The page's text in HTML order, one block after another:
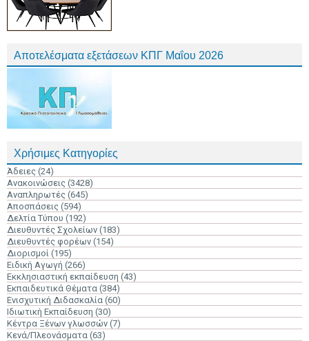
Αποτελέσματα εξετάσεων ΚΠΓ Μαΐου 2026
Χρήσιμες Κατηγορίες
Άδειες (24)
Ανακοινώσεις (3428)
Αναπληρωτές (645)
Αποσπάσεις (594)
Δελτία Τύπου (192)
Διευθυντές Σχολείων (183)
Διευθυντές φορέων (154)
Διορισμοί (195)
Ειδική Αγωγή (266)
Εκκλησιαστική εκπαίδευση (43)
Εκπαιδευτικά Θέματα (384)
Ενισχυτική Διδασκαλία (60)
Ιδιωτική Εκπαίδευση (30)
Κέντρα Ξένων γλωσσών (7)
Κενά/Πλεονάσματα (63)